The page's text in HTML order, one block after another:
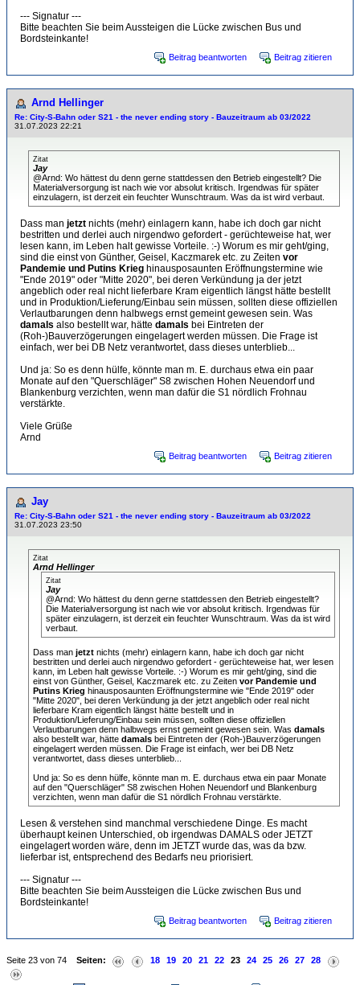
--- Signatur ---
Bitte beachten Sie beim Aussteigen die Lücke zwischen Bus und
Bordsteinkante!
Beitrag beantworten Beitrag zitieren
Arnd Hellinger
Re: City-S-Bahn oder S21 - the never ending story - Bauzeitraum ab 03/2022
31.07.2023 22:21
Zitat
Jay
@Arnd: Wo hättest du denn gerne stattdessen den Betrieb eingestellt? Die
Materialversorgung ist nach wie vor absolut kritisch. Irgendwas für später
einzulagern, ist derzeit ein feuchter Wunschtraum. Was da ist wird verbaut.
Dass man jetzt nichts (mehr) einlagern kann, habe ich doch gar nicht
bestritten und derlei auch nirgendwo gefordert - gerüchteweise hat, wer
lesen kann, im Leben halt gewisse Vorteile. :-) Worum es mir geht/ging,
sind die einst von Günther, Geisel, Kaczmarek etc. zu Zeiten vor
Pandemie und Putins Krieg hinausposaunten Eröffnungstermine wie
"Ende 2019" oder "Mitte 2020", bei deren Verkündung ja der jetzt
angeblich oder real nicht lieferbare Kram eigentlich längst hätte bestellt
und in Produktion/Lieferung/Einbau sein müssen, sollten diese offiziellen
Verlautbarungen denn halbwegs ernst gemeint gewesen sein. Was
damals also bestellt war, hätte damals bei Eintreten der
(Roh-)Bauverzögerungen eingelagert werden müssen. Die Frage ist
einfach, wer bei DB Netz verantwortet, dass dieses unterblieb...
Und ja: So es denn hülfe, könnte man m. E. durchaus etwa ein paar
Monate auf den "Querschläger" S8 zwischen Hohen Neuendorf und
Blankenburg verzichten, wenn man dafür die S1 nördlich Frohnau
verstärkte.
Viele Grüße
Arnd
Beitrag beantworten Beitrag zitieren
Jay
Re: City-S-Bahn oder S21 - the never ending story - Bauzeitraum ab 03/2022
31.07.2023 23:50
Zitat
Arnd Hellinger
Zitat
Jay
@Arnd: Wo hättest du denn gerne stattdessen den Betrieb eingestellt?
Die Materialversorgung ist nach wie vor absolut kritisch. Irgendwas für
später einzulagern, ist derzeit ein feuchter Wunschtraum. Was da ist wird
verbaut.
Dass man jetzt nichts (mehr) einlagern kann, habe ich doch gar nicht
bestritten und derlei auch nirgendwo gefordert - gerüchteweise hat, wer lesen
kann, im Leben halt gewisse Vorteile. :-) Worum es mir geht/ging, sind die
einst von Günther, Geisel, Kaczmarek etc. zu Zeiten vor Pandemie und
Putins Krieg hinausposaunten Eröffnungstermine wie "Ende 2019" oder
"Mitte 2020", bei deren Verkündung ja der jetzt angeblich oder real nicht
lieferbare Kram eigentlich längst hätte bestellt und in
Produktion/Lieferung/Einbau sein müssen, sollten diese offiziellen
Verlautbarungen denn halbwegs ernst gemeint gewesen sein. Was damals
also bestellt war, hätte damals bei Eintreten der (Roh-)Bauverzögerungen
eingelagert werden müssen. Die Frage ist einfach, wer bei DB Netz
verantwortet, dass dieses unterblieb...
Und ja: So es denn hülfe, könnte man m. E. durchaus etwa ein paar Monate
auf den "Querschläger" S8 zwischen Hohen Neuendorf und Blankenburg
verzichten, wenn man dafür die S1 nördlich Frohnau verstärkte.
Lesen & verstehen sind manchmal verschiedene Dinge. Es macht
überhaupt keinen Unterschied, ob irgendwas DAMALS oder JETZT
eingelagert worden wäre, denn im JETZT wurde das, was da bzw.
lieferbar ist, entsprechend des Bedarfs neu priorisiert.
--- Signatur ---
Bitte beachten Sie beim Aussteigen die Lücke zwischen Bus und
Bordsteinkante!
Beitrag beantworten Beitrag zitieren
Seite 23 von 74 Seiten: 18 19 20 21 22 23 24 25 26 27 28